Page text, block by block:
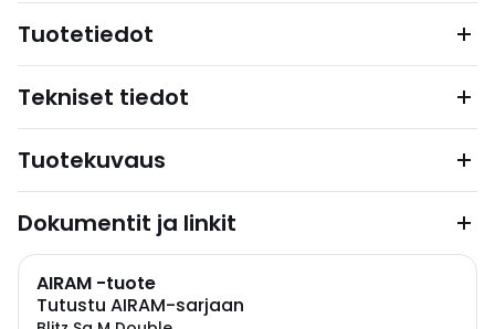
Tuotetiedot
Tekniset tiedot
Tuotekuvaus
Dokumentit ja linkit
AIRAM -tuote
Tutustu AIRAM-sarjaan